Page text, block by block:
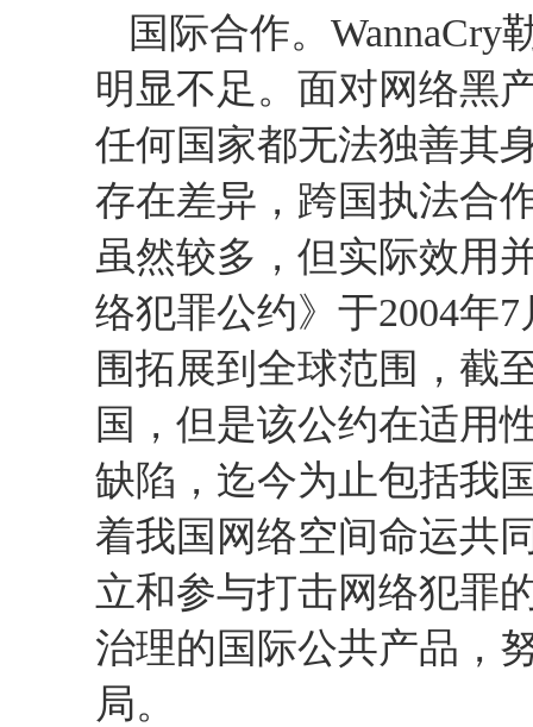
国际合作。 WannaCry
明显不足。面对网络黑
任何国家都无法独善其
存在差异，跨国执法合
虽然较多，但实际效用
络犯罪公约》于2004年7
围拓展到全球范围，截
国，但是该公约在适用
缺陷，迄今为止包括我
着我国网络空间命运共
立和参与打击网络犯罪
治理的国际公共产品，
局。